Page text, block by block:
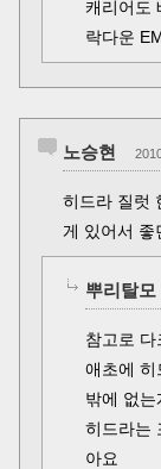
캐리어도
락다운
노승현
히드라 질럿
게 있어서 좋
뿌리탈모
참고로 다
애초에 히
밖에 없는
히드라는
아요